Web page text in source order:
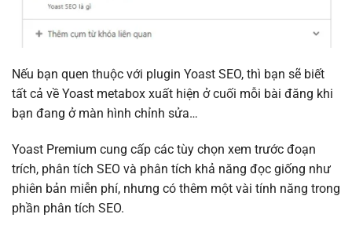
Nếu bạn quen thuộc với plugin Yoast SEO, thì bạn sẽ biết
tất cả về Yoast metabox xuất hiện ở cuối mỗi bài đăng khi
bạn đang ở màn hình chỉnh sửa…
Yoast Premium cung cấp các tùy chọn xem trước đoạn
trích, phân tích SEO và phân tích khả năng đọc giống như
phiên bản miễn phí, nhưng có thêm một vài tính năng trong
phần phân tích SEO.